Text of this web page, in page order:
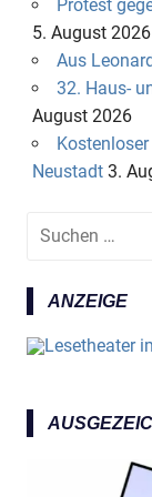
Protest
5. August 2026
Aus
32. Haus-
August 2026
Neustadt 3.
e
ANZEIGE